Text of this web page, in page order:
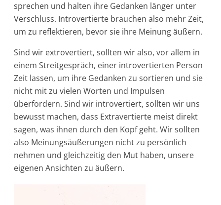
sprechen und halten ihre Gedanken länger unter
Verschluss. Introvertierte brauchen also mehr Zeit,
um zu reflektieren, bevor sie ihre Meinung äußern.
Sind wir extrovertiert, sollten wir also, vor allem in
einem Streitgespräch, einer introvertierten Person
Zeit lassen, um ihre Gedanken zu sortieren und sie
nicht mit zu vielen Worten und Impulsen
überfordern. Sind wir introvertiert, sollten wir uns
bewusst machen, dass Extravertierte meist direkt
sagen, was ihnen durch den Kopf geht. Wir sollten
also Meinungsäußerungen nicht zu persönlich
nehmen und gleichzeitig den Mut haben, unsere
eigenen Ansichten zu äußern.